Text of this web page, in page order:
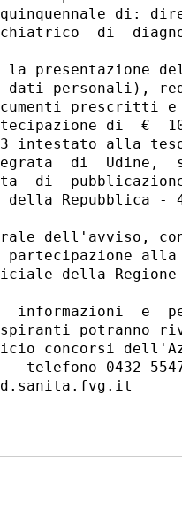
di:
di
la presentazione
personali),
prescritti
di  €
intestato alla
di  Udine,
di
Repubblica -
dell'avviso,
della
informazioni  e
potranno
concorsi
telefono 0432-